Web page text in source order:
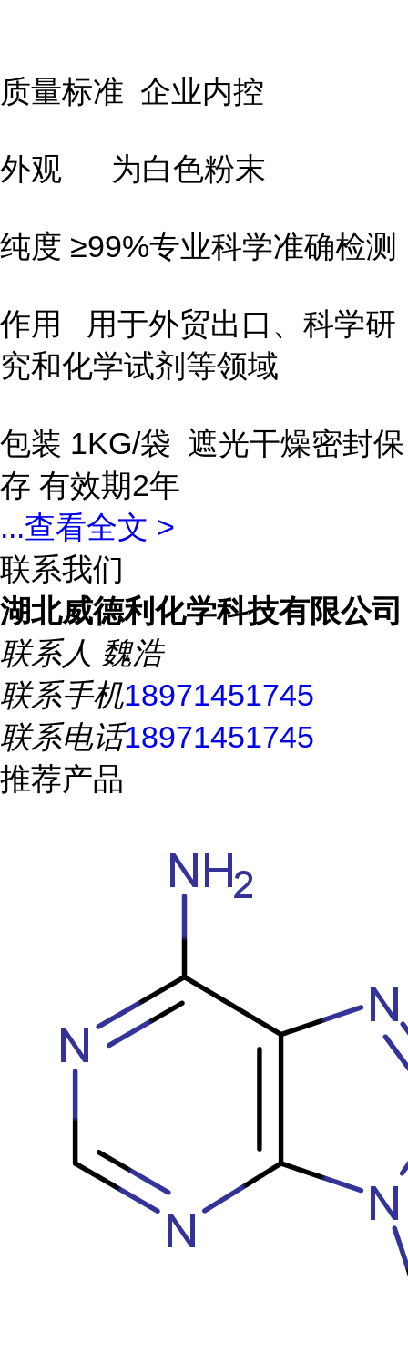
质量标准 企业内控
外观 为白色粉末
纯度 ≥99%专业科学准确检测
作用 用于外贸出口、科学研
究和化学试剂等领域
包装 1KG/袋 遮光干燥密封保
存 有效期2年
...查看全文 >
联系我们
湖北威德利化学科技有限公司
联系人 魏浩
联系手机18971451745
联系电话18971451745
推荐产品